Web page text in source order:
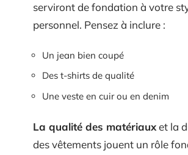
serviront de fondation à votre
personnel. Pensez à inclure :
Un jean bien coupé
Des t-shirts de qualité
Une veste en cuir ou en denim
La qualité des matériauxet la
des vêtements jouent un rôle